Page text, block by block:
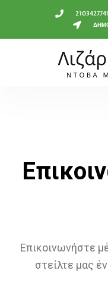
2103427741
Επικοινωνήστε
στείλτε μας